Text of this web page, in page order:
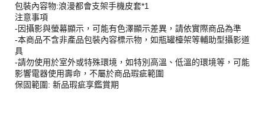
包裝內容物:浪漫都會支架手機皮套*1
注意事項
-因攝影與螢幕顯示，可能有色澤顯示差異，請依實際商品為準
-本商品不含非產品包裝內容標示物，如瓶罐檯架等輔助型攝影道
具
-請勿使用於室外或特殊環境，如特別高溫、低溫的環境等，可能
影響電器使用壽命，不屬於商品瑕疵範圍
保固範圍: 新品瑕疵享鑑賞期